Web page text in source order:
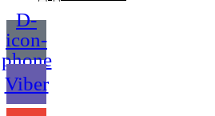
D-
icon-
phone
Viber